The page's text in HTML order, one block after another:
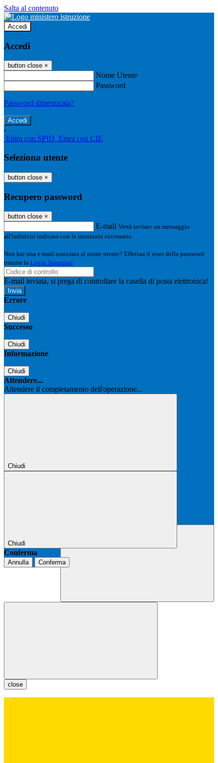
Salta al contenuto
Accedi
Accedi
button close ×
Nome Utente
Password
Password dimenticata?
-
Entra con SPID Entra con CIE
Seleziona utente
button close ×
Recupero password
button close ×
E-mail Verrà inviato un messaggio
all'indirizzo indicato con le istruzioni necessarie.
Non hai una e-mail associata al nome utente? Effettua il reset della password
tramite la Login Spaggiari
E-mail inviata, si prega di controllare la casella di posta elettronica!
Errore
Chiudi
Successo
Chiudi
Informazione
Chiudi
Attendere...
Attendere il completamento dell'operazione...
Chiudi
Chiudi
Conferma
Annulla Conferma
close